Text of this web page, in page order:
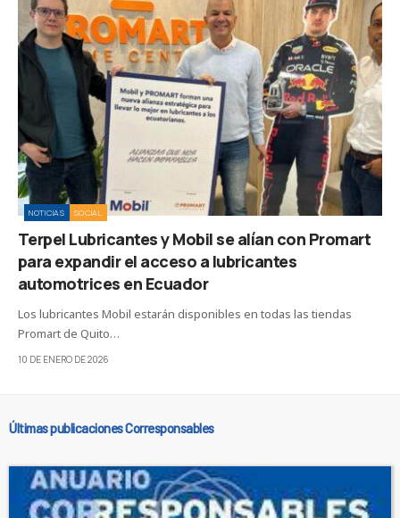
NOTICIAS SOCIAL
Terpel Lubricantes y Mobil se alían con Promart
para expandir el acceso a lubricantes
automotrices en Ecuador
Los lubricantes Mobil estarán disponibles en todas las tiendas
Promart de Quito…
10 DE ENERO DE 2026
Últimas publicaciones Corresponsables